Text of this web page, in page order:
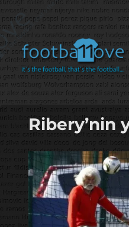
footbaLLove
Ribery’nin